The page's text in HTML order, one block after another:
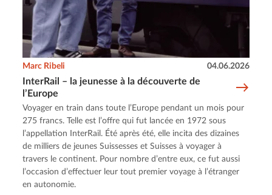
InterRail – la jeunesse à la découverte de
l’Europe
Marc Ribeli 04.06.2026
Voyager en train dans toute l’Europe pendant un mois pour
275 francs. Telle est l’offre qui fut lancée en 1972 sous
l’appellation InterRail. Été après été, elle incita des dizaines
de milliers de jeunes Suissesses et Suisses à voyager à
travers le continent. Pour nombre d’entre eux, ce fut aussi
l’occasion d’effectuer leur tout premier voyage à l’étranger
en autonomie.